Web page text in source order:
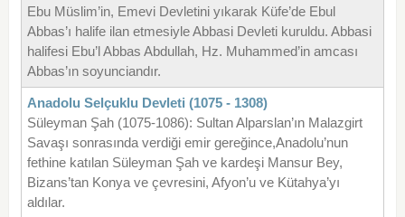
Ebu Müslim’in, Emevi Devletini yıkarak Küfe’de Ebul
Abbas’ı halife ilan etmesiyle Abbasi Devleti kuruldu. Abbasi
halifesi Ebu’l Abbas Abdullah, Hz. Muhammed’in amcası
Abbas’ın soyunciandır.
Anadolu Selçuklu Devleti (1075 - 1308)
Süleyman Şah (1075-1086): Sultan Alparslan’ın Malazgirt
Savaşı sonrasında verdiği emir gereğince,Anadolu’nun
fethine katılan Süleyman Şah ve kardeşi Mansur Bey,
Bizans’tan Konya ve çevresini, Afyon’u ve Kütahya’yı
aldılar.